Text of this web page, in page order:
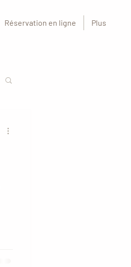
Réservation en ligne Plus